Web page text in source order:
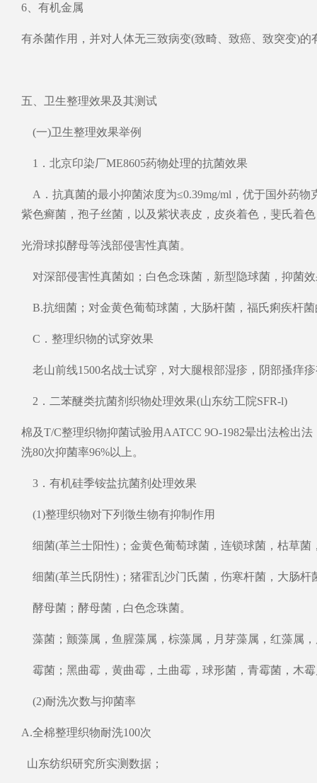
6、有机金属
有杀菌作用，并对人体无三致病变(致畸、致癌、致突变)
五、卫生整理效果及其测试
(一)卫生整理效果举例
1．北京印染厂ME8605药物处理的抗菌效果
A．抗真菌的最小抑菌浓度为≤0.39mg/ml，优于国外药
紫色癣菌，孢子丝菌，以及紫状表皮，皮炎着色，斐氏着
光滑球拟酵母等浅部侵害性真菌。
对深部侵害性真菌如；白色念珠菌，新型隐球菌，抑菌
B.抗细菌；对金黄色葡萄球菌，大肠杆菌，福氏痢疾杆菌
C．整理织物的试穿效果
老山前线1500名战士试穿，对大腿根部湿疹，阴部搔痒
2．二苯醚类抗菌剂织物处理效果(山东纺工院SFR-l)
棉及T/C整理织物抑菌试验用AATCC 9O-1982晕出法检出
洗80次抑菌率96%以上。
3．有机硅季铵盐抗菌剂处理效果
(1)整理织物对下列徵生物有抑制作用
细菌(革兰士阳性)；金黄色葡萄球菌，连锁球菌，枯草菌
细菌(革兰氏阴性)；猪霍乱沙门氏菌，伤寒杆菌，大肠杆
酵母菌；酵母菌，白色念珠菌。
藻菌；颤藻属，鱼腥藻属，棕藻属，月芽藻属，红藻属
霉菌；黑曲霉，黄曲霉，土曲霉，球形菌，青霉菌，木
(2)耐洗次数与抑菌率
A.全棉整理织物耐洗100次
山东纺织研究所实测数据；